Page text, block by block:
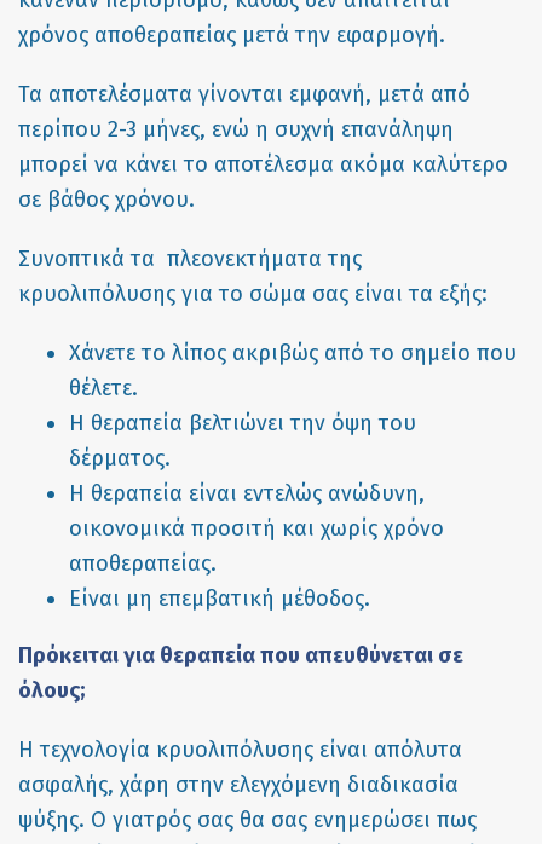
χρόνος αποθεραπείας μετά την εφαρμογή.
Τα αποτελέσματα γίνονται εμφανή, μετά από
περίπου 2-3 μήνες, ενώ η συχνή επανάληψη
μπορεί να κάνει το αποτέλεσμα ακόμα καλύτερο
σε βάθος χρόνου.
Συνοπτικά τα πλεονεκτήματα της
κρυολιπόλυσης για το σώμα σας είναι τα εξής:
Χάνετε το λίπος ακριβώς από τo σημείο που
θέλετε.
Η θεραπεία βελτιώνει την όψη του
δέρματος.
Η θεραπεία είναι εντελώς ανώδυνη,
οικονομικά προσιτή και χωρίς χρόνο
αποθεραπείας.
Είναι μη επεμβατική μέθοδος.
Πρόκειται για θεραπεία που απευθύνεται σε
όλους;
Η τεχνολογία κρυολιπόλυσης είναι απόλυτα
ασφαλής, χάρη στην ελεγχόμενη διαδικασία
ψύξης. O γιατρός σας θα σας ενημερώσει πως